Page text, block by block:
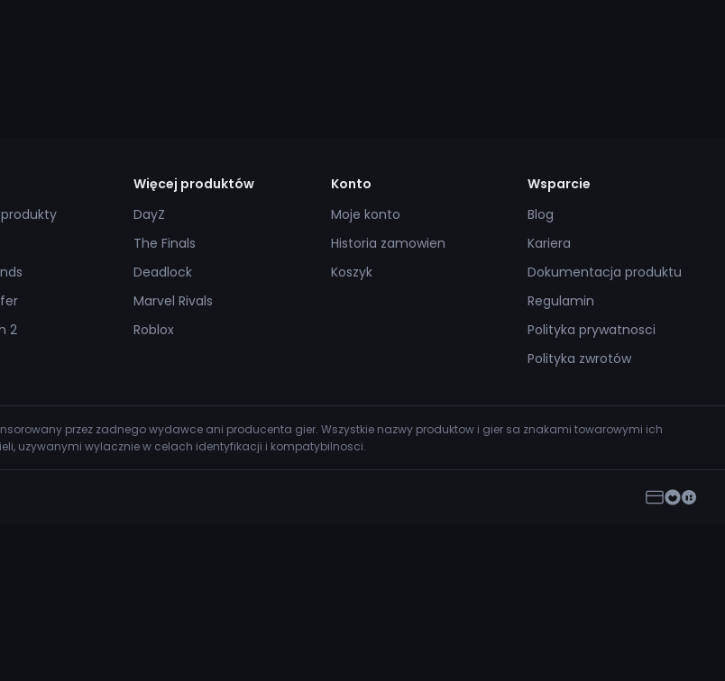
2
Więcej produktów
DayZ
The Finals
Deadlock
Marvel Rivals
Roblox
Konto
Moje konto
Historia zamowien
Koszyk
Wsparcie
Blog
Kariera
Dokumentacja produktu
Regulamin
Polityka prywatnosci
Polityka zwrotów
przez zadnego wydawce ani producenta gier. Wszystkie nazwy produktow i gier sa znakami towarowymi ich
uzywanymi wylacznie w celach identyfikacji i kompatybilnosci.